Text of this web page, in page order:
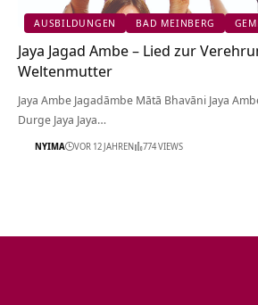
AUSBILDUNGEN BAD MEINBERG
Jaya Jagad Ambe – Lied zur
Weltenmutter
Jaya Ambe Jagadāmbe Mātā Bhavāni Jaya
Durge Jaya Jaya…
NYIMA VOR 12 JAHREN 774 VIEWS